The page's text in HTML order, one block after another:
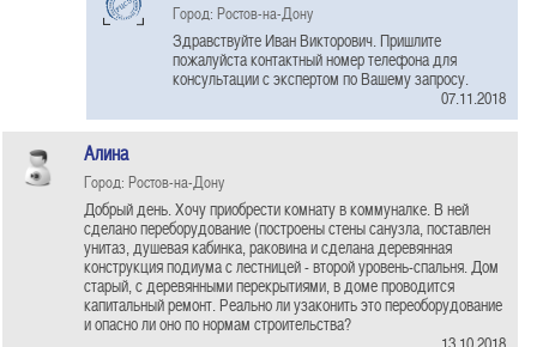
Город: Ростов-на-Дону
Здравствуйте Иван Викторович. Пришлите
пожалуйста контактный номер телефона для
консультации с экспертом по Вашему запросу.
07.11.2018
Алина
Город: Ростов-на-Дону
Добрый день. Хочу приобрести комнату в коммуналке. В ней
сделано переборудование (построены стены санузла, поставлен
унитаз, душевая кабинка, раковина и сделана деревянная
конструкция подиума с лестницей - второй уровень-спальня. Дом
старый, с деревянными перекрытиями, в доме проводится
капитальный ремонт. Реально ли узаконить это переоборудование
и опасно ли оно по нормам строительства?